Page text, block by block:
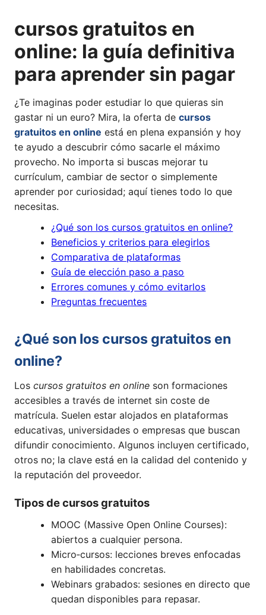
cursos gratuitos en
online: la guía definitiva
para aprender sin pagar
¿Te imaginas poder estudiar lo que quieras sin
gastar ni un euro? Mira, la oferta de cursos
gratuitos en online está en plena expansión y hoy
te ayudo a descubrir cómo sacarle el máximo
provecho. No importa si buscas mejorar tu
currículum, cambiar de sector o simplemente
aprender por curiosidad; aquí tienes todo lo que
necesitas.
¿Qué son los cursos gratuitos en online?
Beneficios y criterios para elegirlos
Comparativa de plataformas
Guía de elección paso a paso
Errores comunes y cómo evitarlos
Preguntas frecuentes
¿Qué son los cursos gratuitos en
online?
Los cursos gratuitos en online son formaciones
accesibles a través de internet sin coste de
matrícula. Suelen estar alojados en plataformas
educativas, universidades o empresas que buscan
difundir conocimiento. Algunos incluyen certificado,
otros no; la clave está en la calidad del contenido y
la reputación del proveedor.
Tipos de cursos gratuitos
MOOC (Massive Open Online Courses):
abiertos a cualquier persona.
Micro‑cursos: lecciones breves enfocadas
en habilidades concretas.
Webinars grabados: sesiones en directo que
quedan disponibles para repasar.